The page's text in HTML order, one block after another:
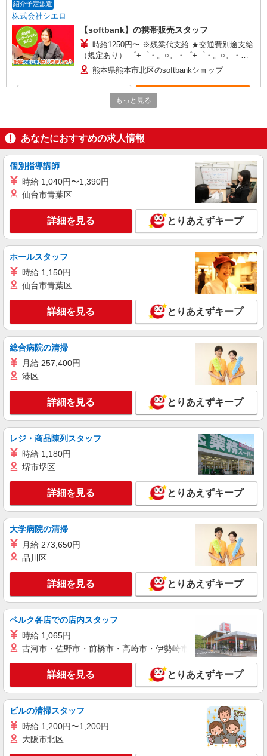
+゜
紹介予定派遣
株式会社シエロ
【softbank】の携帯販売スタッフ
時給1250円〜 ※残業代支給 ★交通費別途支給
（規定あり） ゜+゜・。○。・゜+゜・。○。・゜
+゜ 入社祝い金10万円支給(規定有) お友達を紹介
頂くと, インセンティブ支給(規定有) ★月2回払
い・週払い可能（規程有）★ ゜・。○。・゜
+゜・。○。・゜+゜
熊本県熊本市北区のsoftbankショップ
株式会社シエロ
【ソフトバンク】の店舗スタッフ
月給200000円〜280000円（経験・能力によ
る） ※試用期間あり3ヶ月 ※残業代支給 ★交通費
別途支給（規定あり） ゜+゜・。○。・゜+゜・。
○。・゜+゜ 入社祝い金10万円支給(規定有) お友達
を紹介頂くと, インセンティブ支給(規定有) ゜・。
○。・゜+゜・。○。・゜+゜
熊本県熊本市北区のsoftbankショップ
キープ 詳細を見る
株式会社シエロ
【softbank】の携帯販売スタッフ
時給1250円〜 ※残業代支給 ★交通費別途支給
+゜ 入社祝い金10万円支給(規定有) お友達を紹介
頂くと, インセンティブ支給(規定有) ★月2回払
い・週払い可能（規程有）★ ゜・。○。・゜
+゜・。○。・゜+゜
熊本県熊本市北区のsoftbankショップ
キープ 詳細を見る
紹介予定派遣
株式会社シエロ
【docomo】人気機種に詳しくなれる携帯販売
時給1300円〜 ※残業代支給 ★交通費別途支給
（規定あり） ゜+゜・。○。・゜+゜・。○。・゜
+゜ 入社祝い金10万円支給(規定有) お友達を紹介
頂くと, インセンティブ支給(規定有) ★月2回払
い・週払い可能（規程有）★ ゜・。○。・゜
熊本県熊本市北区のdocomoショップ
キープ 詳細を見る
派遣社員
株式会社シエロ
【softbank】の携帯販売スタッフ
月給200000円〜387900円（経験・能力によ
る） ※試用期間あり3ヶ月 ※残業代支給 ★交通費
別途支給（規定あり） ゜+゜・。○。・゜+゜・。
○。・゜+゜ 入社祝い金10万円支給(規定有) お友達
を紹介頂くと, インセンティブ支給(規定有) ゜・。
○。・゜+゜・。○。・゜+゜
熊本県熊本市北区のsoftbankショップ
キープ 詳細を見る
契約社員
ソフトバンク飛田バイパス店
ソフトバンクショップの携帯販売スタッフ
月給 200,000円 〜 280,000円 試用期間あり 3
ヶ月 ※経験・能力による 【試用期間】時給 1050
■ソフトバンク飛田バイパス店 熊本県 熊本市
北区 鶴羽田1丁目 15‐1
キープ 詳細を見る
正社員
もっと見る
あなたにおすすめの求人情報
個別指導講師
時給 1,040円〜1,390円
仙台市青葉区
詳細を見る とりあえずキープ
ホールスタッフ
時給 1,150円
仙台市青葉区
詳細を見る とりあえずキープ
総合病院の清掃
月給 257,400円
港区
詳細を見る とりあえずキープ
レジ・商品陳列スタッフ
時給 1,180円
堺市堺区
詳細を見る とりあえずキープ
大学病院の清掃
月給 273,650円
品川区
詳細を見る とりあえずキープ
ベルク各店での店内スタッフ
時給 1,065円
古河市・佐野市・前橋市・高崎市・伊勢崎市・太田市・館林市
詳細を見る とりあえずキープ
ビルの清掃スタッフ
時給 1,200円〜1,200円
大阪市北区